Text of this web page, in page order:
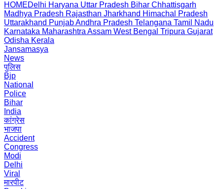
HOMEDelhi Haryana Uttar Pradesh Bihar Chhattisgarh
Madhya Pradesh Rajasthan Jharkhand Himachal Pradesh
Uttarakhand PunjabAndhra Pradesh Telangana Tamil Nadu
Karnataka Maharashtra Assam West Bengal Tripura Gujarat
Odisha Kerala
Jansamasya
News
पुलिस
Bjp
National
Police
Bihar
India
कांग्रेस
भाजपा
Accident
Congress
Modi
Delhi
Viral
मारपीट